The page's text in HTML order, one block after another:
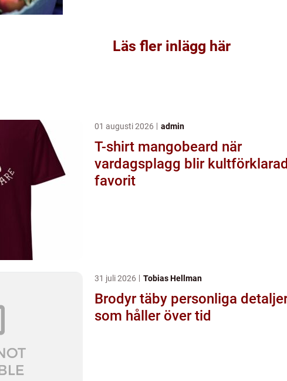
Läs fler inlägg här
01 augusti 2026 admin
T-shirt mangobeard när
vardagsplagg blir kultförklarad
favorit
31 juli 2026 Tobias Hellman
Brodyr täby personliga detaljer
som håller över tid